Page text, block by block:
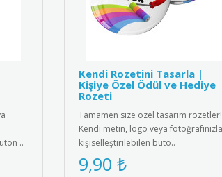
..
Kendi Rozetini Tasarla |
Kişiye Özel Ödül ve Hediye
Rozeti
Tamamen size özel tasarım rozetler!
Kendi metin, logo veya fotoğrafınızla
kişiselleştirilebilen buto..
9,90 ₺